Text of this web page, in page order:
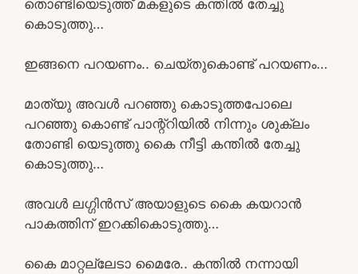
തൊണ്ടിയെടുത്ത് മകളുടെ കന്തിൽ തേച്ചു
കൊടുത്തു…
ഇങ്ങനെ പറയണം.. ചെയ്തുകൊണ്ട് പറയണം…
മാത്യു അവൾ പറഞ്ഞു കൊടുത്തപോലെ
പറഞ്ഞു കൊണ്ട് പാന്റ്റിയിൽ നിന്നും ശുക്ലം
തോണ്ടി യെടുത്തു കൈ നീട്ടി കന്തിൽ തേച്ചു
കൊടുത്തു…
അവൾ ലഗ്ഗിൻസ് അയാളുടെ കൈ കയറാൻ
പാകത്തിന് ഇറക്കികൊടുത്തു…
കൈ മാറ്റല്ലേടാ മൈരേ.. കന്തിൽ നന്നായി